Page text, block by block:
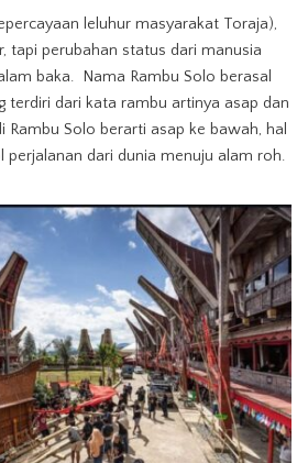
leluhur masyarakat Toraja),
tapi perubahan status dari manusia
baka. Nama Rambu Solo berasal
terdiri dari kata rambu artinya asap dan
Solo berarti asap ke bawah, hal
perjalanan dari dunia menuju alam roh.